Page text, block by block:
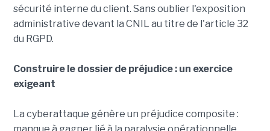
sécurité interne du client. Sans oublier l'exposition
administrative devant la CNIL au titre de l'article 32
du RGPD.
Construire le dossier de préjudice : un exercice
exigeant
La cyberattaque génère un préjudice composite :